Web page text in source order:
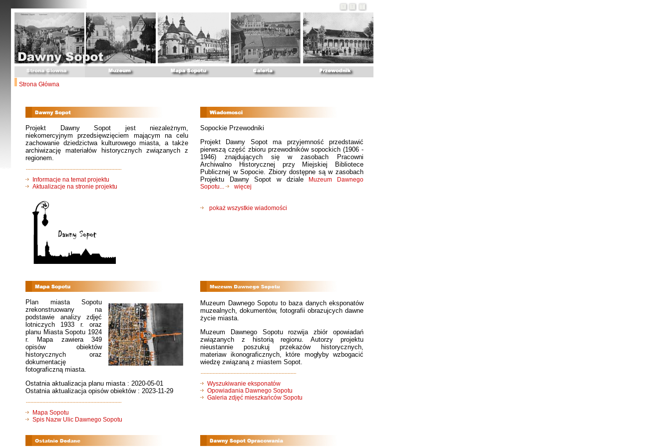
Strona Główna
Projekt Dawny Sopot jest niezależnym,
niekomercyjnym przedsięwzięciem mającym na celu
zachowanie dziedzictwa kulturowego miasta, a także
archiwizację materiałów historycznych związanych z
regionem.
Informacje na temat projektu
Aktualizacje na stronie projektu
Sopockie Przewodniki
Projekt Dawny Sopot ma przyjemność przedstawić
pierwszą część zbioru przewodników sopockich (1906 -
1946) znajdujących się w zasobach Pracowni
Archiwalno Historycznej przy Miejskiej Bibliotece
Publicznej w Sopocie. Zbiory dostępne są w zasobach
Projektu Dawny Sopot w dziale
Muzeum Dawnego
Sopotu...
więcej
pokaż wszystkie wiadomości
Plan miasta Sopotu
zrekonstruowany na
podstawie analizy zdjęć
lotniczych 1933 r. oraz
planu Miasta Sopotu 1924
r. Mapa zawiera 349
opisów obiektów
historycznych oraz
dokumentację
fotograficzną miasta.
Ostatnia aktualizacja planu miasta : 2020-05-01
Ostatnia aktualizacja opisów obiektów : 2023-11-29
Mapa Sopotu
Spis Nazw Ulic Dawnego Sopotu
Muzeum Dawnego Sopotu to baza danych eksponatów
muzealnych, dokumentów, fotografii obrazujcych dawne
życie miasta.
Muzeum Dawnego Sopotu rozwija zbiór opowiadań
związanych z historią regionu. Autorzy projektu
nieustannie poszukuj przekazów historycznych,
materiaw ikonograficznych, które mogłyby wzbogacić
wiedzę związaną z miastem Sopot.
Wyszukiwanie eksponatów
Opowiadania Dawnego Sopotu
Galeria zdjęć mieszkańców Sopotu